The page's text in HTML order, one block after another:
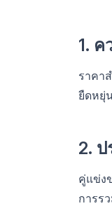
1.
ราคา
ยืดหยุ่
2.
คู่แข่ง
การร